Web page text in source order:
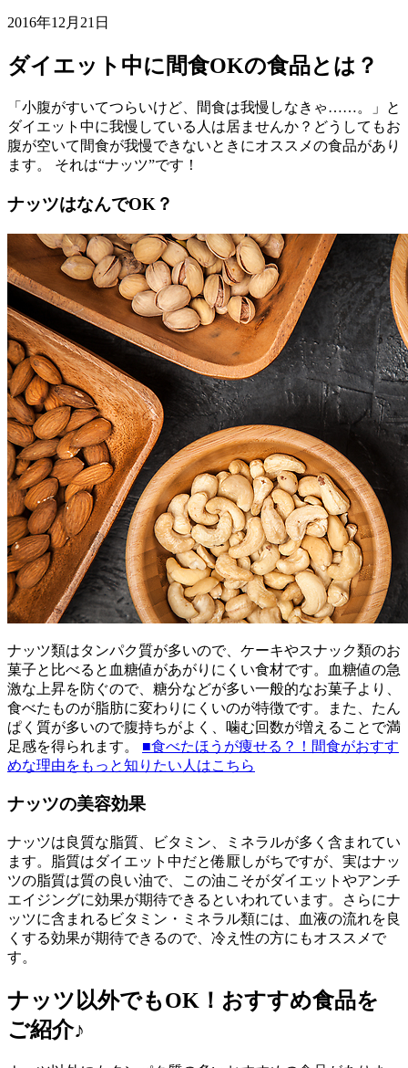
2016年12月21日
ダイエット中に間食OKの食品とは？
「小腹がすいてつらいけど、間食は我慢しなきゃ……。」と
ダイエット中に我慢している人は居ませんか？どうしてもお
腹が空いて間食が我慢できないときにオススメの食品があり
ます。 それは“ナッツ”です！
ナッツはなんでOK？
ナッツ類はタンパク質が多いので、ケーキやスナック類のお
菓子と比べると血糖値があがりにくい食材です。血糖値の急
激な上昇を防ぐので、糖分などが多い一般的なお菓子より、
食べたものが脂肪に変わりにくいのが特徴です。また、たん
ぱく質が多いので腹持ちがよく、噛む回数が増えることで満
足感を得られます。 ■食べたほうが痩せる？！間食がおすす
めな理由をもっと知りたい人はこちら
ナッツの美容効果
ナッツは良質な脂質、ビタミン、ミネラルが多く含まれてい
ます。脂質はダイエット中だと倦厭しがちですが、実はナッ
ツの脂質は質の良い油で、この油こそがダイエットやアンチ
エイジングに効果が期待できるといわれています。さらにナ
ッツに含まれるビタミン・ミネラル類には、血液の流れを良
くする効果が期待できるので、冷え性の方にもオススメで
す。
ナッツ以外でもOK！おすすめ食品を
ご紹介♪